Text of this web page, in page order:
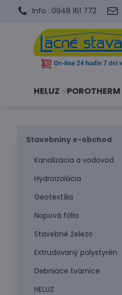
Info : 0948 161 772
HELUZ POROTHERM
Stavebniny e-obchod
Kanalizácia a vodovod
Hydroizolácia
Geotextília
Nopová fólia
Stavebné železo
Extrudovaný polystyrén
Debniace tvárnice
HELUZ